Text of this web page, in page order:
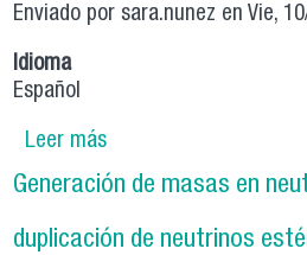
Enviado porsara.nunez en Vie,
Idioma
Español
Leer mássobre Presimetría
Generación de masas en
duplicación de neutrinos